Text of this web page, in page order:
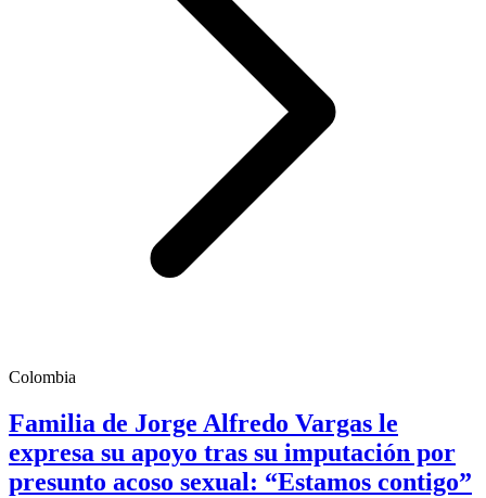
Colombia
Familia de Jorge Alfredo Vargas le
expresa su apoyo tras su imputación por
presunto acoso sexual: “Estamos contigo”